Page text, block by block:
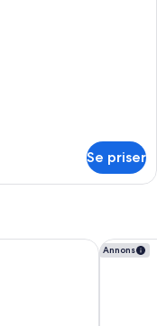
Se priser
Annons
Quality